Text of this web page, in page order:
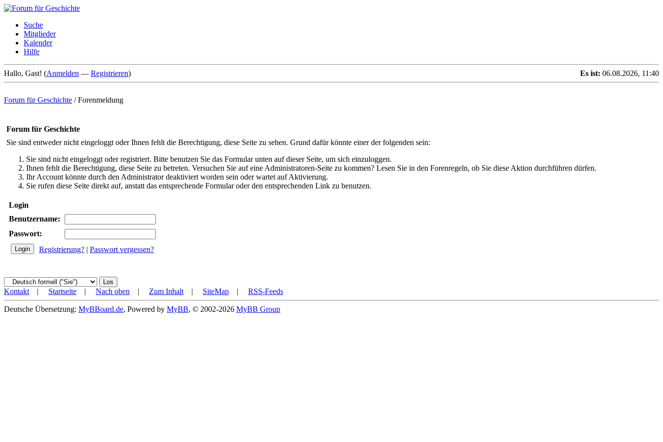
Suche
Mitglieder
Kalender
Hilfe
Es ist: 06.08.2026, 11:40
Hallo, Gast! (Anmelden — Registrieren)
Forum für Geschichte /Forenmeldung
Forum für Geschichte
Sie sind entweder nicht eingeloggt oder Ihnen fehlt die Berechtigung, diese Seite zu sehen. Grund dafür könnte einer der folgenden sein:
Sie sind nicht eingeloggt oder registriert. Bitte benutzen Sie das Formular unten auf dieser Seite, um sich einzuloggen.
Ihnen fehlt die Berechtigung, diese Seite zu betreten. Versuchen Sie auf eine Administratoren-Seite zu kommen? Lesen Sie in den Forenregeln, ob Sie diese Aktion durchführen dürfen.
Ihr Account könnte durch den Administrator deaktiviert worden sein oder wartet auf Aktivierung.
Sie rufen diese Seite direkt auf, anstatt das entsprechende Formular oder den entsprechenden Link zu benutzen.
Login
Benutzername:
Passwort:
Registrierung? | Passwort vergessen?
Kontakt | Startseite | Nach oben | Zum Inhalt | SiteMap | RSS-Feeds
Deutsche Übersetzung: MyBBoard.de, Powered by MyBB, © 2002-2026 MyBB Group